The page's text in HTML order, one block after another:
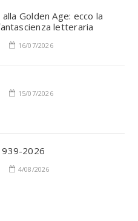
alla Golden Age: ecco la
letteraria
16/07/2026
15/07/2026
2026
4/08/2026